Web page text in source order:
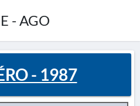
- AGO
- 1987